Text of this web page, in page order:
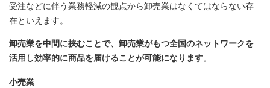
受注などに伴う業務軽減の観点から卸売業はなくてはならない存
在といえます。
卸売業を中間に挟むことで、卸売業がもつ全国のネットワークを
活用し効率的に商品を届けることが可能になります。
小売業